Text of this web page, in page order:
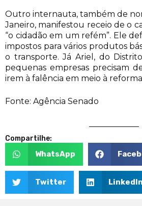
Outro internauta, também de
Janeiro, manifestou receio de o
“o cidadão em um refém”. Ele
impostos para vários produtos
o transporte. Já Ariel, do
pequenas empresas precisam
irem à falência em meio à
Fonte: Agência Senado
Compartilhe:
WhatsApp
Twitter LinkedIn